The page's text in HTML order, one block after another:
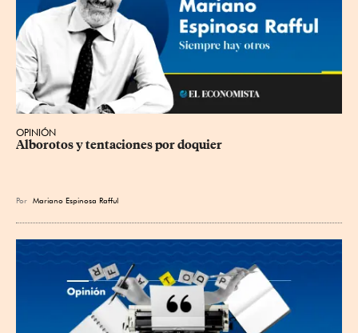
OPINIÓN
Alborotos y tentaciones por doquier
Por Mariano Espinosa Rafful